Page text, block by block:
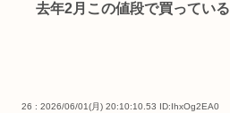
去年2月この値段で買っている
26 : 2026/06/01(月) 20:10:10.53 ID:IhxOg2EA0